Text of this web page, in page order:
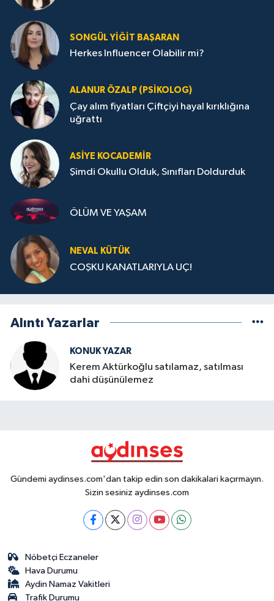
SONGÜL YIĞIT BAŞARAN
Herkes Influencer Olabilir mi?
ALANUR ÖZALP (PSIKOLOG)
Çay alım fiyatları Çiftçiyi hayal kırıklığına
uğrattı
ASIYE KOCADEMİR
Şimdi Okullu Olduk, Sınıfları Doldurduk
ÖLÜM VE YAŞAM
NEVAL KÜTÜK
COŞKU KANATLARIYLA UÇ!
Alıntı Yazarlar
KONUK YAZAR
Kerem Aktürkoğlu satılamaz, satılması
dahi düşünülemez
Gündemi aydinses.com'dan takip edin son dakikalari kaçırmayın.
Sizin sesiniz aydinses.com
Nöbetçi Eczaneler
Hava Durumu
Aydin Namaz Vakitleri
Trafik Durumu